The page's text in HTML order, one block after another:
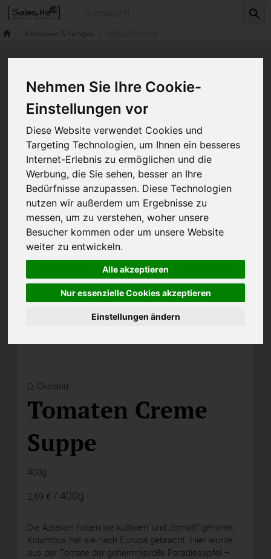
Nehmen Sie Ihre Cookie-
Einstellungen vor
Diese Website verwendet Cookies und
Targeting Technologien, um Ihnen ein besseres
Internet-Erlebnis zu ermöglichen und die
Werbung, die Sie sehen, besser an Ihre
Bedürfnisse anzupassen. Diese Technologien
nutzen wir außerdem um Ergebnisse zu
messen, um zu verstehen, woher unsere
Besucher kommen oder um unsere Website
weiter zu entwickeln.
Alle akzeptieren
Nur essenzielle Cookies akzeptieren
Einstellungen ändern
Konserven & Fertiges
D, Ökoland
Tomaten Creme
Suppe
400g
2,69 € / 400g
Die Azteken haben sie kultiviert und „tomatl“ genannt.
Kolumbus hat sie nach Europa gebracht. Hier wurde
aus der Tomate der geheimnisvolle Paradiesapfel –